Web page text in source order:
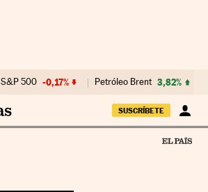
S&P 500 -0,17% Petróleo Brent 3,82%
SUSCRÍBETE